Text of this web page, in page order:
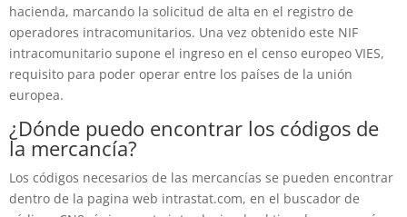
hacienda, marcando la solicitud de alta en el registro de
operadores intracomunitarios. Una vez obtenido este NIF
intracomunitario supone el ingreso en el censo europeo VIES,
requisito para poder operar entre los países de la unión
europea.
¿Dónde puedo encontrar los códigos de
la mercancía?
Los códigos necesarios de las mercancías se pueden encontrar
dentro de la pagina web intrastat.com, en el buscador de